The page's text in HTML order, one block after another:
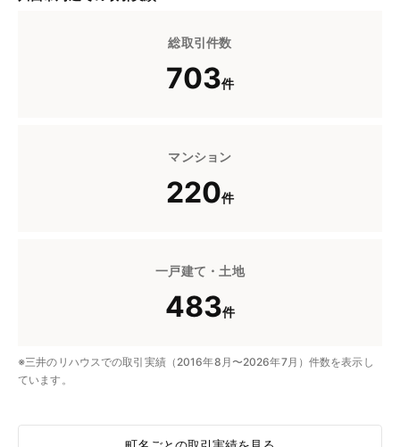
総取引件数
703件
マンション
220件
一戸建て・土地
483件
※三井のリハウスでの取引実績（2016年8月〜2026年7月）件数を表示し
ています。